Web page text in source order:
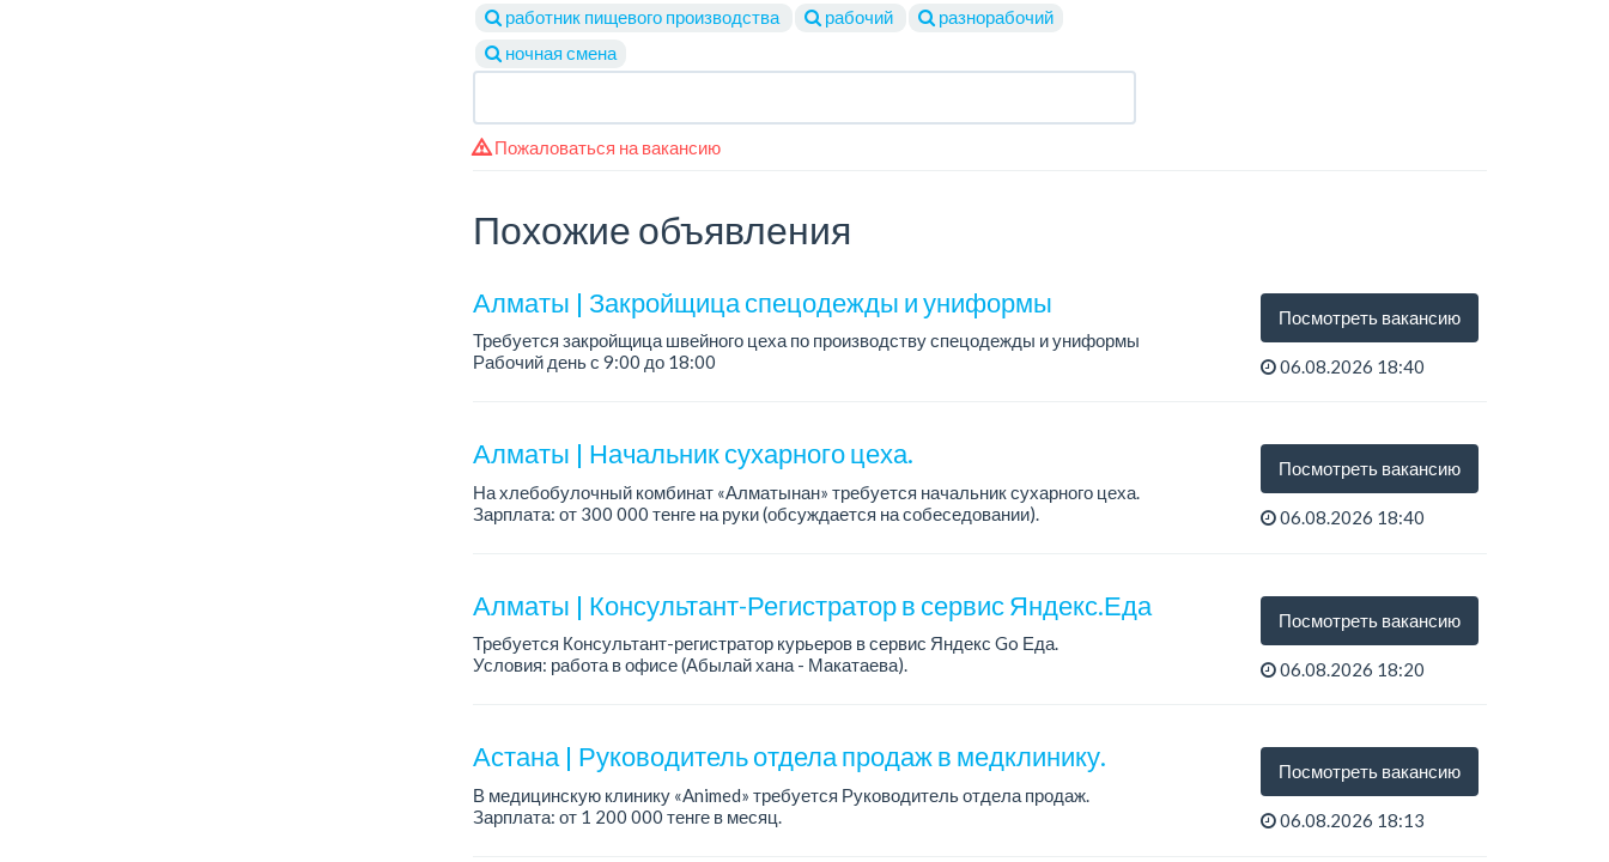
работник пищевого производства
рабочий
разнорабочий
ночная смена
Пожаловаться на вакансию
Похожие объявления
Алматы | Закройщица спецодежды и униформы
Требуется закройщица швейного цеха по производству спецодежды и униформы
Рабочий день с 9:00 до 18:00
Посмотреть вакансию
06.08.2026 18:40
Алматы | Начальник сухарного цеха.
На хлебобулочный комбинат «Алматынан» требуется начальник сухарного цеха.
Зарплата: от 300 000 тенге на руки (обсуждается на собеседовании).
Посмотреть вакансию
06.08.2026 18:40
Алматы | Консультант-Регистратор в сервис Яндекс.Еда
Требуется Консультант-регистратор курьеров в сервис Яндекс Go Еда.
Условия: работа в офисе (Абылай хана - Макатаева).
Посмотреть вакансию
06.08.2026 18:20
Астана | Руководитель отдела продаж в медклинику.
В медицинскую клинику «Animed» требуется Руководитель отдела продаж.
Зарплата: от 1 200 000 тенге в месяц.
Посмотреть вакансию
06.08.2026 18:13